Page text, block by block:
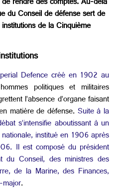
du Conseil de défense sert de
de la Cinquième
Defence créé en 1902 au
politiques et militaires
l’absence d’organe faisant
matière de défense.Suite à la
s’intensifie aboutissant à un
institué en 1906 après
Il est composé du président
du Conseil, des ministres des
de la Marine, des Finances,
.